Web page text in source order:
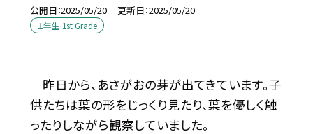
公開日 2025/05/20 更新日 2025/05/20
１年生 1st Grade
昨日から、あさがおの芽が出てきています。子
供たちは葉の形をじっくり見たり、葉を優しく触
ったりしながら観察していました。